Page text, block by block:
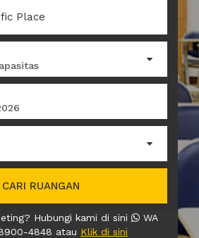
CARI RUANGAN
Hubungi kami di sini
WA
4848 atau Klik di sini